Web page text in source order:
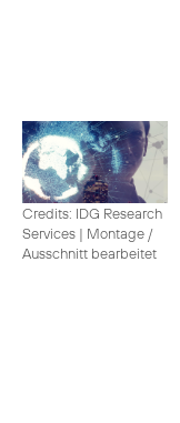
Credits: IDG Research
Services | Montage /
Ausschnitt bearbeitet